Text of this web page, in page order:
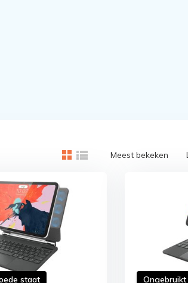
Meest bekeken
staat